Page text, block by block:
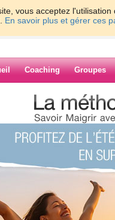
vous acceptez
En savoir plus et gérer ces
Coaching Groupes
> > tjr le mem
de bhr163
le mem sujet!
la ke je pensai mai je la trouve